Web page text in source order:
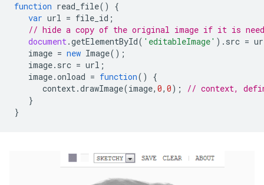
function read_file()
{
var url = file_id ;
// hide a copy of the original image if it is
document.getElementById( 'editableImage' ). src =
image = new Image();
image. src = url ;
image.onload = function()
{
context.drawImage(image, 0, 0);
// context,
}
}